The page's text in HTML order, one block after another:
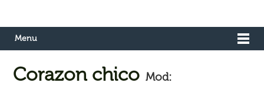
Menu
Corazon chico Mod: